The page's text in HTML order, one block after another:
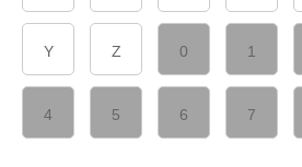
Y Z 0 1
4 5 6 7